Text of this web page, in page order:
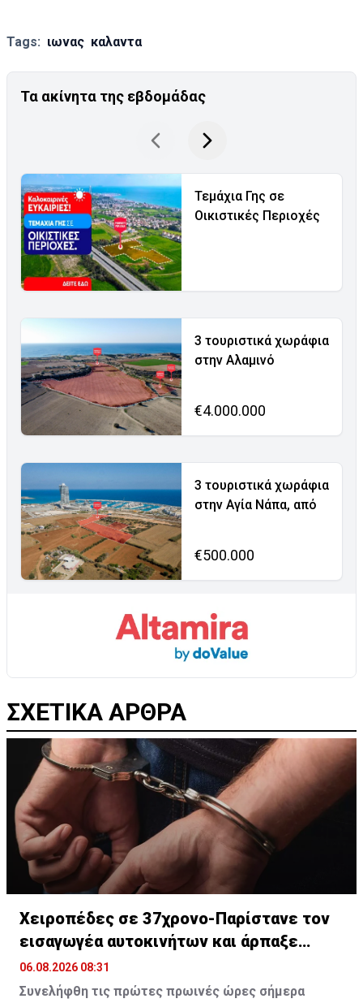
Tags: ιωνας καλαντα
Τα ακίνητα της εβδομάδας
Τεμάχια Γης σε
Οικιστικές Περιοχές
3 τουριστικά χωράφια
στην Αλαμινό
€4.000.000
3 τουριστικά χωράφια
στην Αγία Νάπα, από
€500.000
ΣΧΕΤΙΚΑ ΑΡΘΡΑ
Χειροπέδες σε 37χρονο-Παρίστανε τον
εισαγωγέα αυτοκινήτων και άρπαξε
€827,400
06.08.2026 08:31
Συνελήφθη τις πρώτες πρωινές ώρες σήμερα